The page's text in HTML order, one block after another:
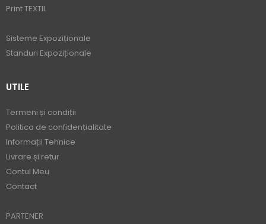
Print TEXTIL
Sisteme Expoziționale
Standuri Expoziționale
UTILE
Termeni și condiții
Politica de confidențialitate
Informații Tehnice
Livrare și retur
Contul Meu
Contact
PARTENER